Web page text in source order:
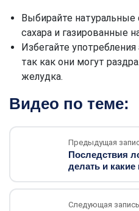
Выбирайте натуральные
сахара и газированные
Избегайте
так как они могут
желудка.
Видео по теме:
Предыдущая
Последствия
делать и
Следующая запись